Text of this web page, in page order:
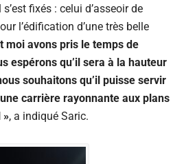
fixés : celui d’asseoir de
l’édification d’une très belle
moi avons pris le temps de
espérons qu’il sera à la hauteur
souhaitons qu’il puisse servir
carrière rayonnante aux plans
», a indiqué Saric.